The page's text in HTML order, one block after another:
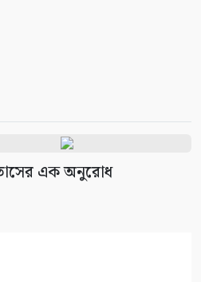
এক অনুরোধ